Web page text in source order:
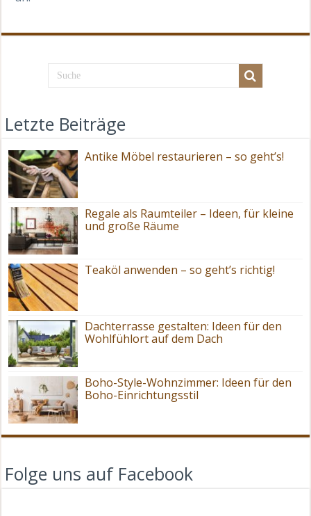
Letzte Beiträge
Antike Möbel restaurieren – so geht’s!
Regale als Raumteiler – Ideen, für kleine
und große Räume
Teaköl anwenden – so geht’s richtig!
Dachterrasse gestalten: Ideen für den
Wohlfühlort auf dem Dach
Boho-Style-Wohnzimmer: Ideen für den
Boho-Einrichtungsstil
Folge uns auf Facebook